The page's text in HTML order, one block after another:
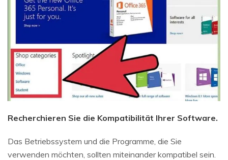
Recherchieren Sie die Kompatibilität Ihrer Software.
Das Betriebssystem und die Programme, die Sie
verwenden möchten, sollten miteinander kompatibel sein.